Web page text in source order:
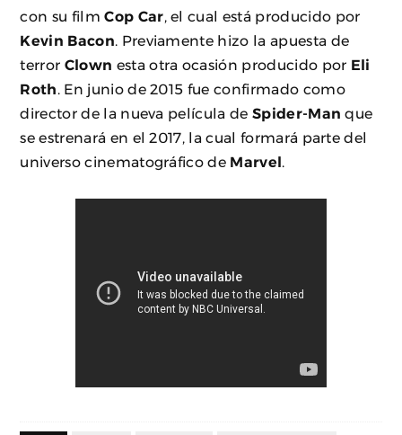
con su filmCop Car , el cual está producido por
Kevin Bacon . Previamente hizo la apuesta de
terror Clown esta otra ocasión producido por Eli
Roth
. En junio de 2015 fue confirmado como
director de la nueva película de Spider-Man que
se estrenará en el 2017, la cual formará parte del
universo cinematográfico de Marvel